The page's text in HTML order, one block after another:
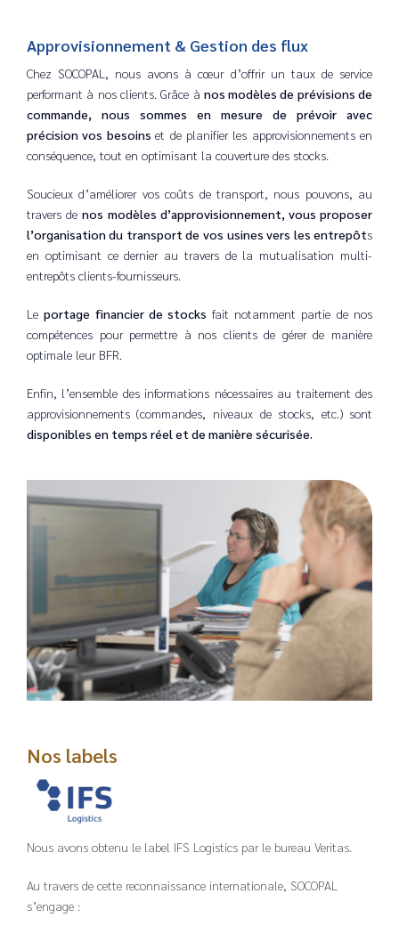
Approvisionnement & Gestion des flux
Chez SOCOPAL, nous avons à cœur d’offrir un taux de service
performant à nos clients. Grâce à nos modèles de prévisions de
commande, nous sommes en mesure de prévoir avec
précision vos besoinset de planifier les approvisionnements en
conséquence, tout en optimisant la couverture des stocks.
Soucieux d’améliorer vos coûts de transport, nous pouvons, au
travers denos modèles d’approvisionnement, vous proposer
l’organisation du transport de vos usines vers les entrepôts
en optimisant ce dernier au travers de la mutualisation multi-
entrepôts clients-fournisseurs.
Leportage financier de stocks fait notamment partie de nos
compétences pour permettre à nos clients de gérer de manière
optimale leur BFR.
Enfin, l’ensemble des informations nécessaires au traitement des
approvisionnements (commandes, niveaux de stocks, etc.) sont
disponibles en temps réel et de manière sécurisée.
Nos labels
Nous avons obtenu le label IFS Logistics par le bureau Veritas.
Au travers de cette reconnaissance internationale, SOCOPAL
s’engage :